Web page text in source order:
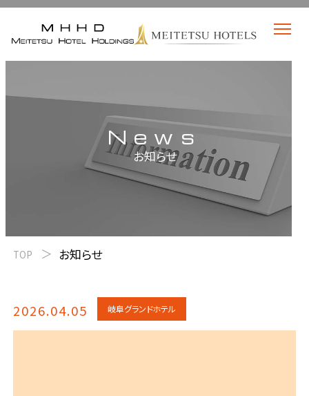
News
お知らせ
TOP お知らせ
2026.04.05 岐阜グランドホテル